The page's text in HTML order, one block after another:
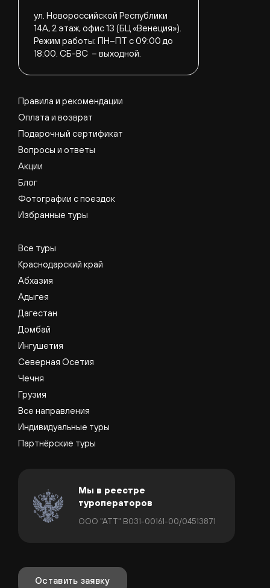
ул. Новороссийской Республики
14А, 2 этаж, офис 13 (БЦ «Венеция»).
Режим работы: ПН–ПТ с 09:00 до
18:00. СБ-ВС – выходной.
Правила и рекомендации
Оплата и возврат
Подарочный сертификат
Вопросы и ответы
Акции
Блог
Фотографии с поездок
Избранные туры
Все туры
Краснодарский край
Абхазия
Адыгея
Дагестан
Домбай
Ингушетия
Северная Осетия
Чечня
Грузия
Все направления
Индивидуальные туры
Партнёрские туры
Мы в реестре
туроператоров
ООО "АТТ" В031-00161-00/04513871
Оставить заявку